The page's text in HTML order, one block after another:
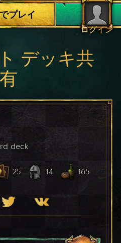
ログイン
プレイ
デッキ共
有
deck
25 14 165